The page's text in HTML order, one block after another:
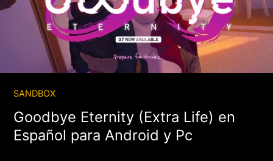
SANDBOX
Goodbye Eternity (Extra Life) en
Español para Android y Pc